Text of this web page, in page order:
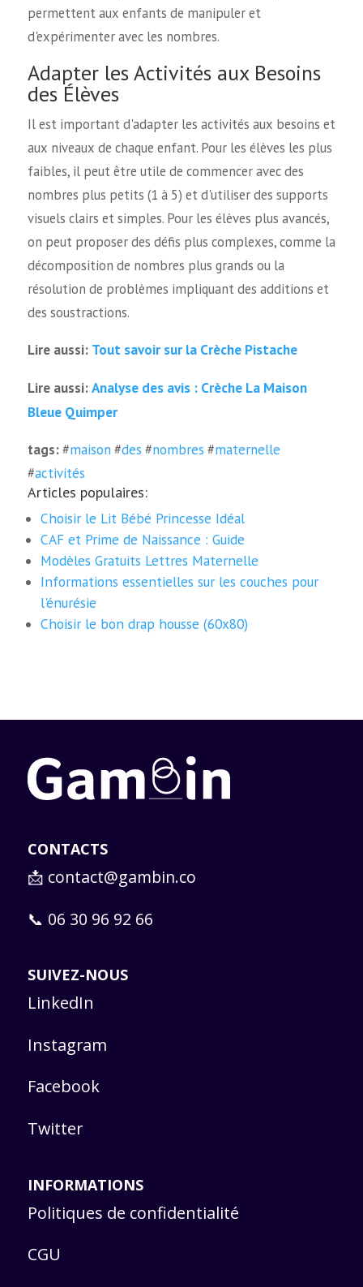
permettent aux enfants de manipuler et
d'expérimenter avec les nombres.
Adapter les Activités aux Besoins
des Élèves
Il est important d'adapter les activités aux besoins et
aux niveaux de chaque enfant. Pour les élèves les plus
faibles, il peut être utile de commencer avec des
nombres plus petits (1 à 5) et d'utiliser des supports
visuels clairs et simples. Pour les élèves plus avancés,
on peut proposer des défis plus complexes, comme la
décomposition de nombres plus grands ou la
résolution de problèmes impliquant des additions et
des soustractions.
Lire aussi: Tout savoir sur la Crèche Pistache
Lire aussi:Analyse des avis : Crèche La Maison
Bleue Quimper
tags:#maison #des #nombres #maternelle
#activités
Articles populaires:
Choisir le Lit Bébé Princesse Idéal
CAF et Prime de Naissance : Guide
Modèles Gratuits Lettres Maternelle
Informations essentielles sur les couches pour
l'énurésie
Choisir le bon drap housse (60x80)
CONTACTS
📩 contact@gambin.co
📞 06 30 96 92 66
SUIVEZ-NOUS
LinkedIn
Instagram
Facebook
Twitter
INFORMATIONS
Politiques de confidentialité
CGU